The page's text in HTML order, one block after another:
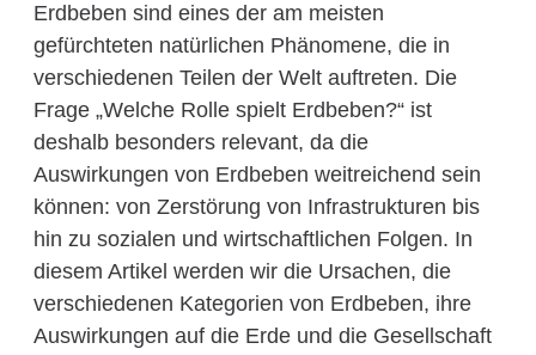
Erdbeben sind eines der am meisten
gefürchteten natürlichen Phänomene, die in
verschiedenen Teilen der Welt auftreten. Die
Frage „Welche Rolle spielt Erdbeben?“ ist
deshalb besonders relevant, da die
Auswirkungen von Erdbeben weitreichend sein
können: von Zerstörung von Infrastrukturen bis
hin zu sozialen und wirtschaftlichen Folgen. In
diesem Artikel werden wir die Ursachen, die
verschiedenen Kategorien von Erdbeben, ihre
Auswirkungen auf die Erde und die Gesellschaft